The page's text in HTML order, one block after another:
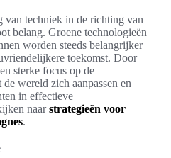
van techniek in de richting van
belang. Groene technologieën
worden steeds belangrijker
toekomst. Door
sterke focus op de
wereld zich aanpassen en
in effectieve
naarstrategieën voor
.